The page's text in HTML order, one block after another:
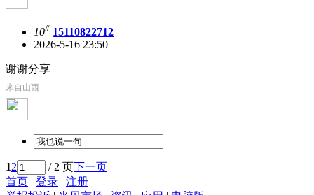
10# 15110822712
2026-5-16 23:50
谢谢分享
来自山西
12 / 2 页下一页
首页 | 登录 | 注册